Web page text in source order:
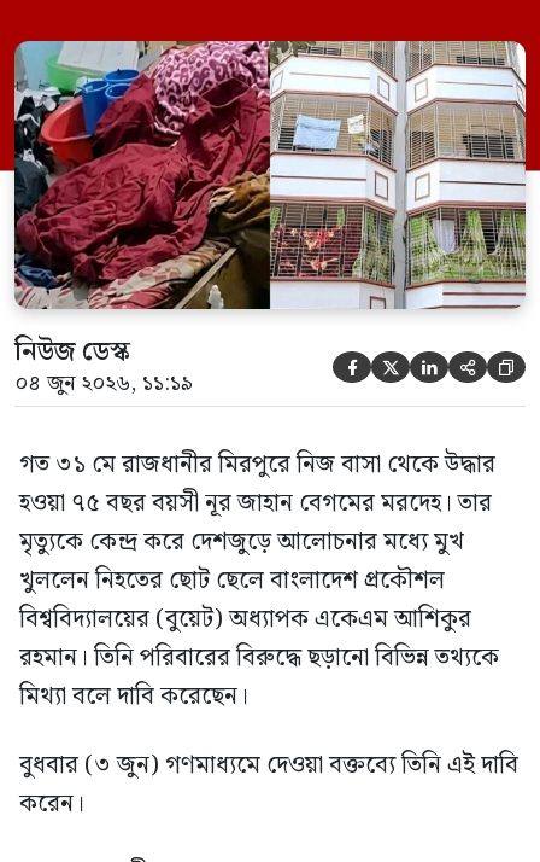
(বুয়েট) অধ্যাপক একেএম আশিকুর রহমান।
তিনি পরিবারের বিরুদ্ধে ছড়ানো বিভিন্ন তথ্যকে
মিথ্যা বলে দাবি করেছেন। বুধবার (৩ জুন)
গণমাধ্যমে দেওয়া বক্তব্যে তিনি এই […]
নিউজ ডেস্ক
০৪ জুন ২০২৬, ১১:১৯     
গত ৩১ মে রাজধানীর মিরপুরে নিজ বাসা থেকে উদ্ধার
হওয়া ৭৫ বছর বয়সী নূর জাহান বেগমের মরদেহ। তার
মৃত্যুকে কেন্দ্র করে দেশজুড়ে আলোচনার মধ্যে মুখ
খুললেন নিহতের ছোট ছেলে বাংলাদেশ প্রকৌশল
বিশ্ববিদ্যালয়ের (বুয়েট) অধ্যাপক একেএম আশিকুর
রহমান। তিনি পরিবারের বিরুদ্ধে ছড়ানো বিভিন্ন তথ্যকে
মিথ্যা বলে দাবি করেছেন।
বুধবার (৩ জুন) গণমাধ্যমে দেওয়া বক্তব্যে তিনি এই দাবি
করেন।